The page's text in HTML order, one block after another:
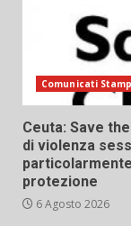
Comunicati
Ceuta: Save
di violenza
protezione
6 Agosto 2026